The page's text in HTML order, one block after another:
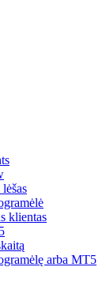
klientas
arba MT5